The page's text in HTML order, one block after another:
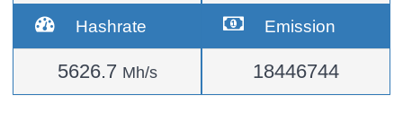
Hashrate
5626.7 Mh/s
Emission
18446744